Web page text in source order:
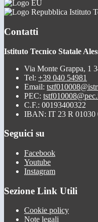
Istituto
Contatti
Istituto Tecnico Statale
Via Monte Grappa, 1
Tel: +39 040 54981
Email:
PEC:
C.F.: 00193400322
IBAN: IT 23 R 01030
Seguici su
Facebook
Youtube
Instagram
Sezione Link Utili
Cookie policy
Note legali